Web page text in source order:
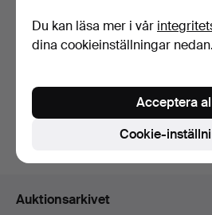
KARL ERIK EKSELIUS.
Matsalsgrupp.
1 324 USD
Bevaka sökning
Auktionsarkivet
Du kan läsa mer i vår
dina cookieinställningar nedan.
Cookie-
Acceptera